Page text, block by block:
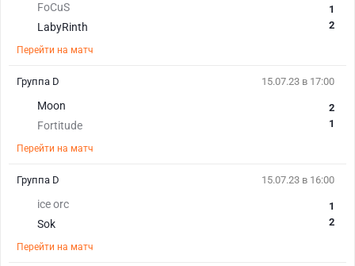
FoCuS
LabyRinth
1
2
Перейти на матч
15.07.23 в 17:00
Moon
Fortitude
2
1
Перейти на матч
Группа D
15.07.23 в 16:00
ice orc
Sok
1
2
Перейти на матч
Группа D